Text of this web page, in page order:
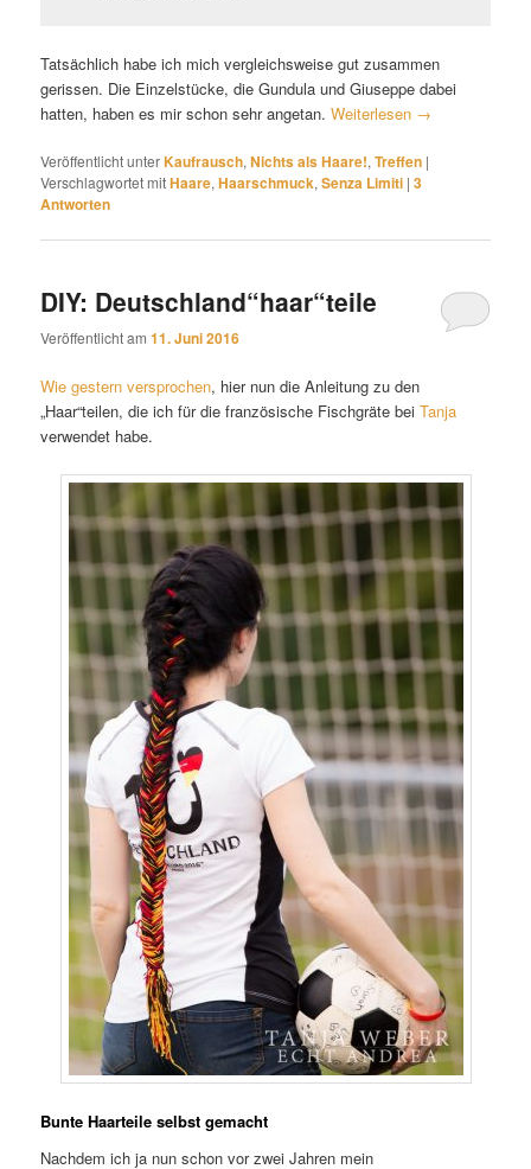
Tatsächlich habe ich mich vergleichsweise gut zusammen
gerissen. Die Einzelstücke, die Gundula und Giuseppe dabei
hatten, haben es mir schon sehr angetan.Weiterlesen →
Veröffentlicht unterKaufrausch,Nichts als Haare!,Treffen |
Verschlagwortet mitHaare,Haarschmuck,Senza Limiti |3
Antworten
DIY: Deutschland“haar“teile
Veröffentlicht am11. Juni 2016
Wie gestern versprochen, hier nun die Anleitung zu den
„Haar“teilen, die ich für die französische Fischgräte beiTanja
verwendet habe.
Bunte Haarteile selbst gemacht
Nachdem ich ja nun schon vor zwei Jahren mein